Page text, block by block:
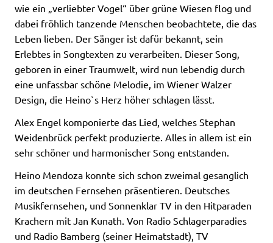
wie ein „verliebter Vogel“ über grüne Wiesen flog und
dabei fröhlich tanzende Menschen beobachtete, die das
Leben lieben. Der Sänger ist dafür bekannt, sein
Erlebtes in Songtexten zu verarbeiten. Dieser Song,
geboren in einer Traumwelt, wird nun lebendig durch
eine unfassbar schöne Melodie, im Wiener Walzer
Design, die Heino`s Herz höher schlagen lässt.
Alex Engel komponierte das Lied, welches Stephan
Weidenbrück perfekt produzierte. Alles in allem ist ein
sehr schöner und harmonischer Song entstanden.
Heino Mendoza konnte sich schon zweimal gesanglich
im deutschen Fernsehen präsentieren. Deutsches
Musikfernsehen, und Sonnenklar TV in den Hitparaden
Krachern mit Jan Kunath. Von Radio Schlagerparadies
und Radio Bamberg (seiner Heimatstadt), TV